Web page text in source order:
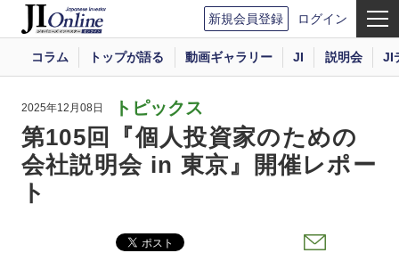
新規会員登録 ログイン
コラム トップが語る 動画ギャラリー JI 説明会 JI
2025年12月08日 トピックス
第105回『個人投資家のための
会社説明会 in 東京』開催レポー
ト